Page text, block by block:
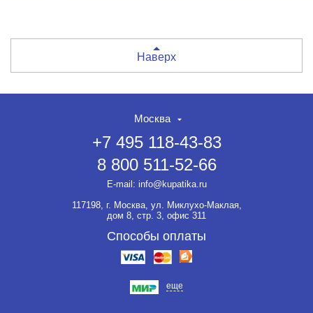
Наверх
Москва
+7 495 118-43-83
8 800 511-52-66
E-mail: info@kupatika.ru
117198, г. Москва, ул. Миклухо-Маклая,
дом 8, стр. 3, офис 311
Способы оплаты
еще